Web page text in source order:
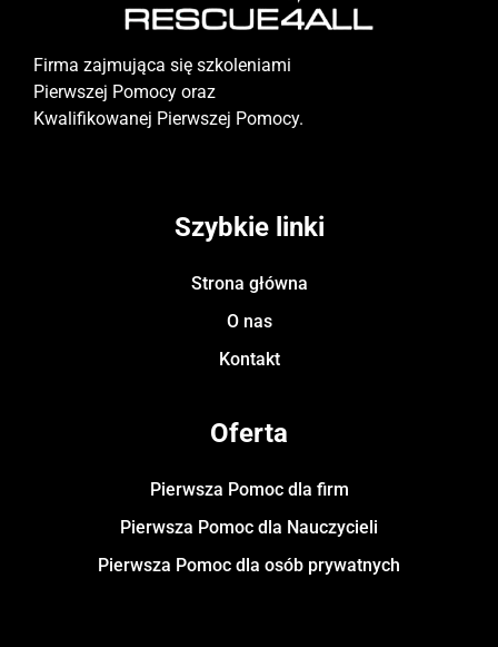
Firma zajmująca się szkoleniami
Pierwszej Pomocy oraz
Kwalifikowanej Pierwszej Pomocy.
Szybkie linki
Strona główna
O nas
Kontakt
Oferta
Pierwsza Pomoc dla firm
Pierwsza Pomoc dla Nauczycieli
Pierwsza Pomoc dla osób prywatnych